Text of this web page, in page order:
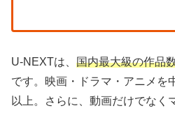
U-NEXTは、 国内最大級の作品
です。映画・ドラマ・アニメを
以上。さらに、動画だけでなく